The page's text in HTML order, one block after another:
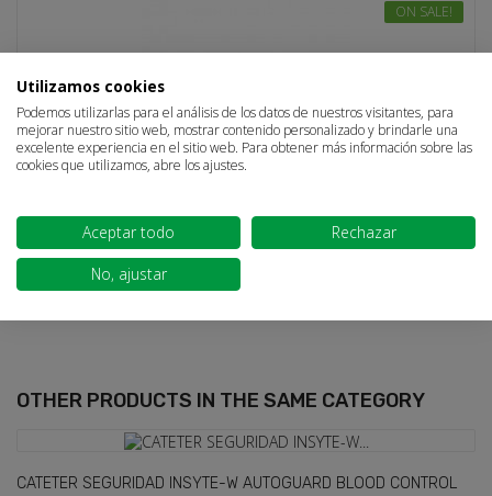
ON SALE!
GUANTE NITRILO SIN POLVO SANTEX NITRIFLEX (100 unid.)
€4.94
OTHER PRODUCTS IN THE SAME CATEGORY
CATETER SEGURIDAD INSYTE-W AUTOGUARD BLOOD CONTROL
You need to be logged in to save products in your wish
list.
Cancel Sign in
Utilizamos cookies
Podemos utilizarlas para el análisis de los datos de nuestros visitantes, para
mejorar nuestro sitio web, mostrar contenido personalizado y brindarle una
excelente experiencia en el sitio web. Para obtener más información sobre las
cookies que utilizamos, abre los ajustes.
Aceptar todo
Rechazar
No, ajustar